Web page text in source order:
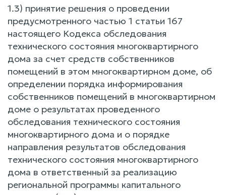
1.3) принятие решения о проведении
предусмотренного частью 1 статьи 167
настоящего Кодекса обследования
технического состояния многоквартирного
дома за счет средств собственников
помещений в этом многоквартирном доме, об
определении порядка информирования
собственников помещений в многоквартирном
доме о результатах проведенного
обследования технического состояния
многоквартирного дома и о порядке
направления результатов обследования
технического состояния многоквартирного
дома в ответственный за реализацию
региональной программы капитального